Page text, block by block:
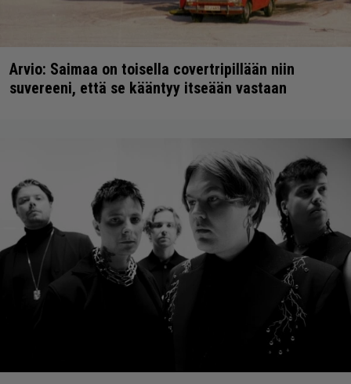
Arvio: Saimaa on toisella covertripillään niin
suvereeni, että se kääntyy itseään vastaan